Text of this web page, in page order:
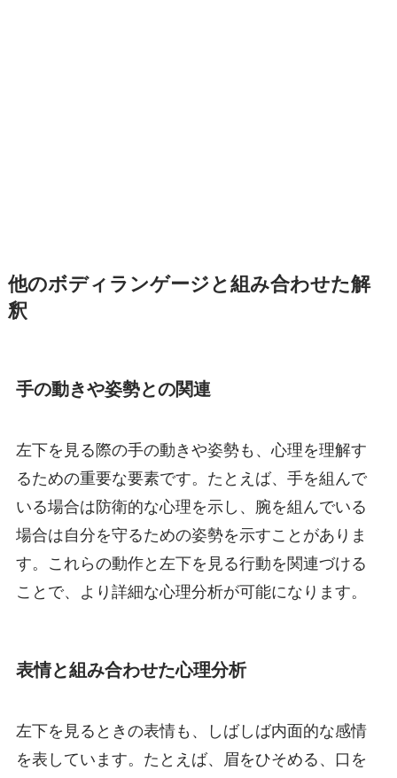
他のボディランゲージと組み合わせた解
釈
手の動きや姿勢との関連
左下を見る際の手の動きや姿勢も、心理を理解す
るための重要な要素です。たとえば、手を組んで
いる場合は防衛的な心理を示し、腕を組んでいる
場合は自分を守るための姿勢を示すことがありま
す。これらの動作と左下を見る行動を関連づける
ことで、より詳細な心理分析が可能になります。
表情と組み合わせた心理分析
左下を見るときの表情も、しばしば内面的な感情
を表しています。たとえば、眉をひそめる、口を